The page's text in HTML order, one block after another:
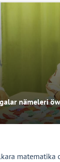
nämeleri
matematika